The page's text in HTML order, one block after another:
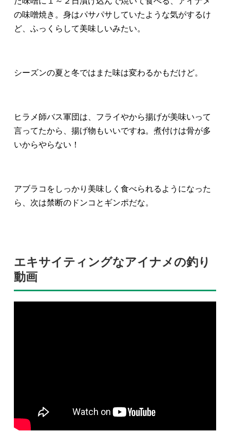
の味噌焼き。身はパサパサしていたような気がするけ
ど、ふっくらして美味しいみたい。
シーズンの夏と冬ではまた味は変わるかもだけど。
ヒラメ師バス軍団は、フライやから揚げが美味いって
言ってたから、揚げ物もいいですね。煮付けは骨が多
いからやらない！
アブラコをしっかり美味しく食べられるようになった
ら、次は禁断のドンコとギンポだな。
エキサイティングなアイナメの釣り
動画